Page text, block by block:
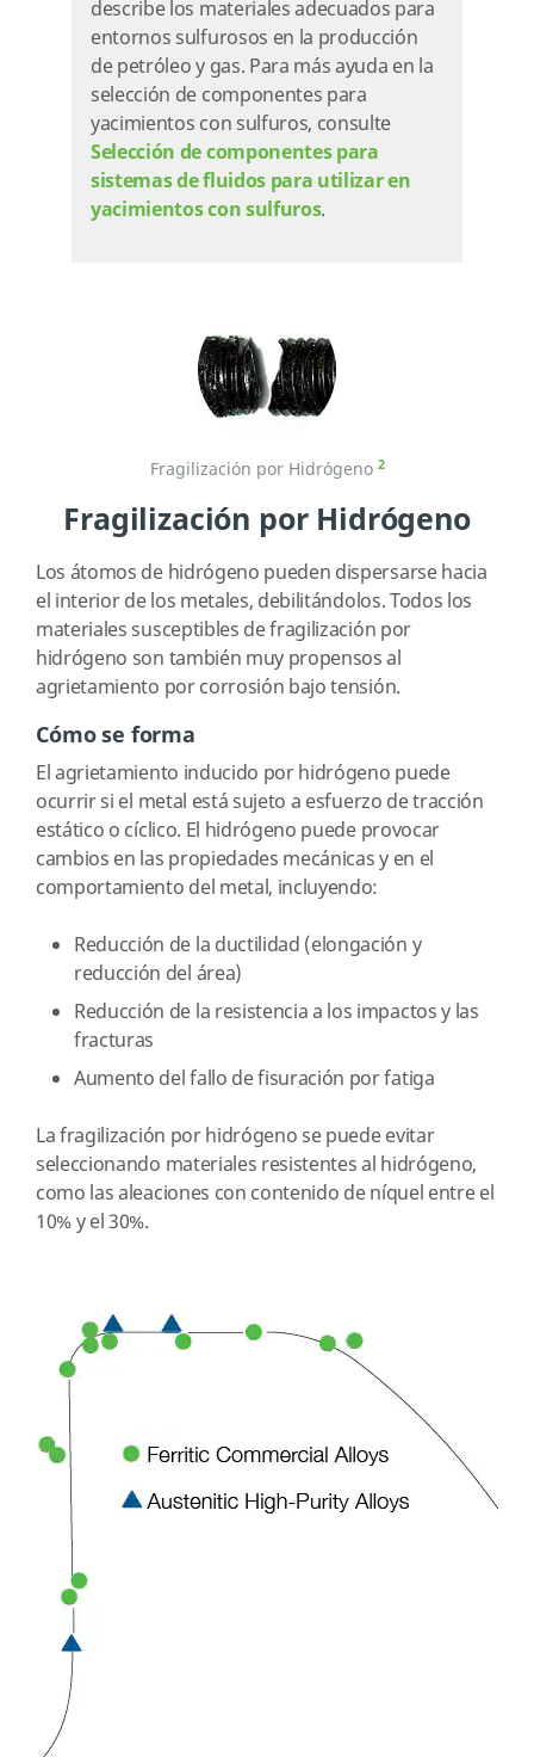
describe los materiales adecuados para
entornos sulfurosos en la producción
de petróleo y gas. Para más ayuda en la
selección de componentes para
yacimientos con sulfuros, consulte
Selección de componentes para
sistemas de fluidos para utilizar en
yacimientos con sulfuros.
Fragilización por Hidrógeno 2
Fragilización por Hidrógeno
Los átomos de hidrógeno pueden dispersarse hacia
el interior de los metales, debilitándolos. Todos los
materiales susceptibles de fragilización por
hidrógeno son también muy propensos al
agrietamiento por corrosión bajo tensión.
Cómo se forma
El agrietamiento inducido por hidrógeno puede
ocurrir si el metal está sujeto a esfuerzo de tracción
estático o cíclico. El hidrógeno puede provocar
cambios en las propiedades mecánicas y en el
comportamiento del metal, incluyendo:
Reducción de la ductilidad (elongación y
reducción del área)
Reducción de la resistencia a los impactos y las
fracturas
Aumento del fallo de fisuración por fatiga
La fragilización por hidrógeno se puede evitar
seleccionando materiales resistentes al hidrógeno,
como las aleaciones con contenido de níquel entre el
10% y el 30%.